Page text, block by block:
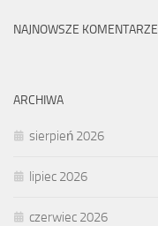
NAJNOWSZE KOMENTARZE
ARCHIWA
sierpień 2026
lipiec 2026
czerwiec 2026